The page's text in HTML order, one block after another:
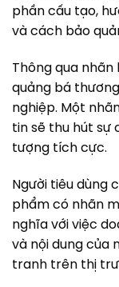
phần cấu tạo,
và cách bảo
Thông qua nhãn
quảng bá
nghiệp. Một
tin sẽ thu hút sự
tượng tích cực.
Người tiêu dùng
phẩm có nhãn
nghĩa với việc
và nội dung của
tranh trên thị